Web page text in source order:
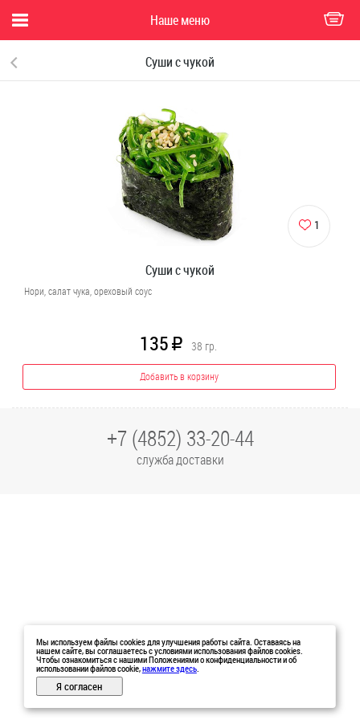
Наше меню
Суши с чукой
1
Суши с чукой
Нори, салат чука, ореховый соус
135 R 38 гр.
Добавить в корзину
+7 (4852) 33-20-44
служба доставки
Мы используем файлы cookies для улучшения работы сайта. Оставаясь на
нашем сайте, вы соглашаетесь с условиями использования файлов cookies.
Чтобы ознакомиться с нашими Положениями о конфиденциальности и об
использовании файлов cookie,нажмите здесь.
Я согласен